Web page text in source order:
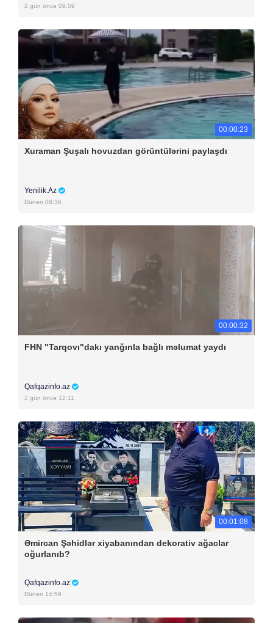
2 gün öncə 09:59
00:00:23
Xuraman Şuşalı hovuzdan görüntülərini paylaşdı
Yenilik.Az
Dünən 08:36
00:00:32
FHN "Tarqovı"dakı yanğınla bağlı məlumat yaydı
Qafqazinfo.az
2 gün öncə 12:11
00:01:08
Əmircan Şəhidlər xiyabanından dekorativ ağaclar
oğurlanıb?
Qafqazinfo.az
Dünən 14:59